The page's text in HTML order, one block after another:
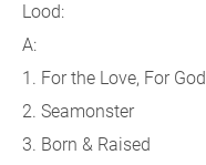
Lood:
A:
1. For the Love, For God
2. Seamonster
3. Born & Raised